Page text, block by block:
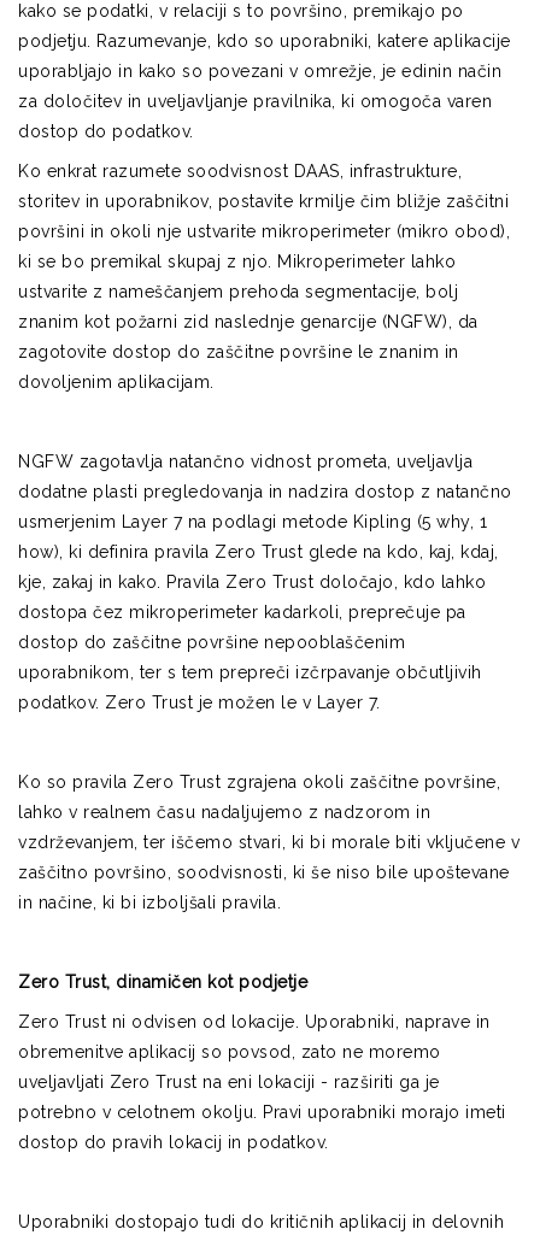
kako se podatki, v relaciji s to površino, premikajo po
podjetju. Razumevanje, kdo so uporabniki, katere aplikacije
uporabljajo in kako so povezani v omrežje, je edinin način
za določitev in uveljavljanje pravilnika, ki omogoča varen
dostop do podatkov.
Ko enkrat razumete soodvisnost DAAS, infrastrukture,
storitev in uporabnikov, postavite krmilje čim bližje zaščitni
površini in okoli nje ustvarite mikroperimeter (mikro obod),
ki se bo premikal skupaj z njo. Mikroperimeter lahko
ustvarite z nameščanjem prehoda segmentacije, bolj
znanim kot požarni zid naslednje genarcije (NGFW), da
zagotovite dostop do zaščitne površine le znanim in
dovoljenim aplikacijam.
NGFW zagotavlja natančno vidnost prometa, uveljavlja
dodatne plasti pregledovanja in nadzira dostop z natančno
usmerjenim Layer 7 na podlagi metode Kipling (5 why, 1
how), ki definira pravila Zero Trust glede na kdo, kaj, kdaj,
kje, zakaj in kako. Pravila Zero Trust določajo, kdo lahko
dostopa čez mikroperimeter kadarkoli, preprečuje pa
dostop do zaščitne površine nepooblaščenim
uporabnikom, ter s tem prepreči izčrpavanje občutljivih
podatkov. Zero Trust je možen le v Layer 7.
Ko so pravila Zero Trust zgrajena okoli zaščitne površine,
lahko v realnem času nadaljujemo z nadzorom in
vzdrževanjem, ter iščemo stvari, ki bi morale biti vključene v
zaščitno površino, soodvisnosti, ki še niso bile upoštevane
in načine, ki bi izboljšali pravila.
Zero Trust, dinamičen kot podjetje
Zero Trust ni odvisen od lokacije. Uporabniki, naprave in
obremenitve aplikacij so povsod, zato ne moremo
uveljavljati Zero Trust na eni lokaciji - razširiti ga je
potrebno v celotnem okolju. Pravi uporabniki morajo imeti
dostop do pravih lokacij in podatkov.
Uporabniki dostopajo tudi do kritičnih aplikacij in delovnih